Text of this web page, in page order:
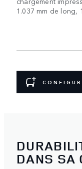
1.037 mm de long,
DANS SA